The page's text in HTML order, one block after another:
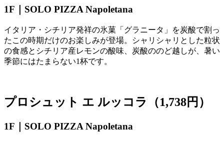
1F｜ SOLO PIZZA Napoletana
イタリア・シチリア発祥の氷菓「グラニータ」を炭酸で割っ
たこの時期だけのお楽しみが登場。シャリシャリとした粒状
の食感とシチリア産レモンの酸味、炭酸ののど越しが、暑い
季節にはたまらない1杯です。
プロシュット エ ルッコラ（1,738円）
1F｜ SOLO PIZZA Napoletana